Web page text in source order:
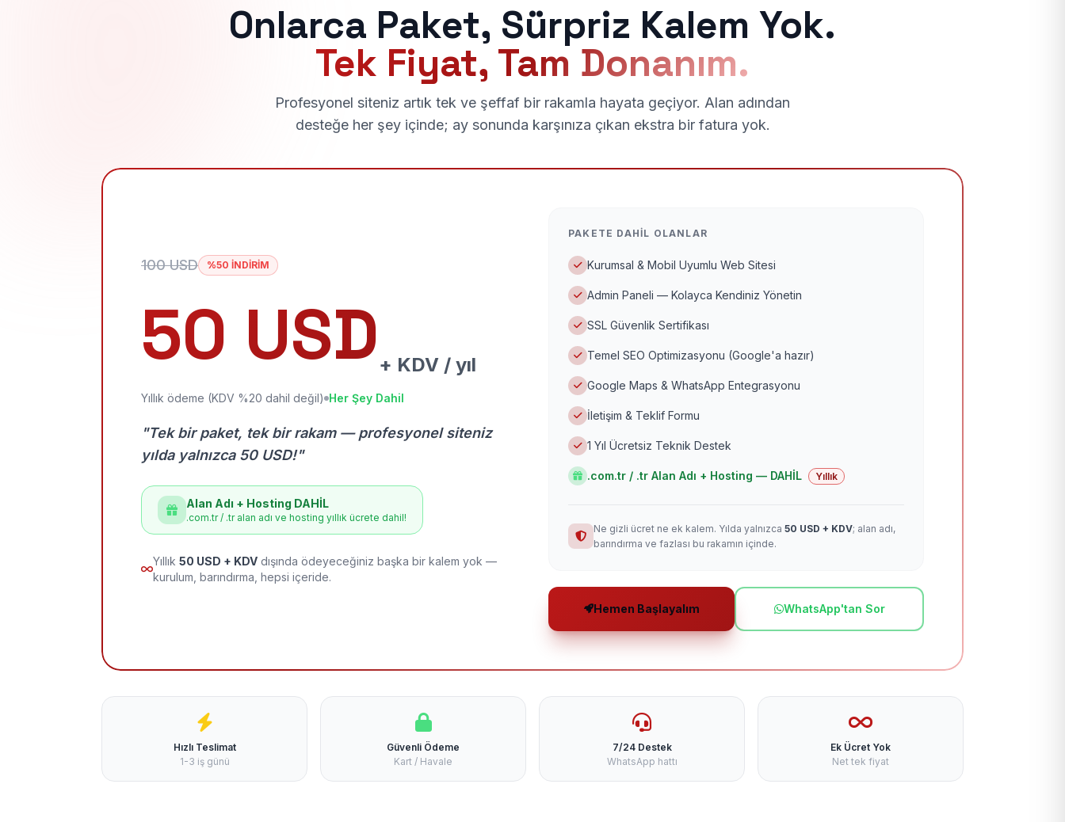
Onlarca Paket, Sürpriz Kalem Yok.
Tek Fiyat, Tam Donanım.
Profesyonel siteniz artık tek ve şeffaf bir rakamla hayata geçiyor. Alan adından
desteğe her şey içinde; ay sonunda karşınıza çıkan ekstra bir fatura yok.
100 USD %50 İNDİRİM
50 USD + KDV / yıl
Yıllık ödeme (KDV %20 dahil değil) Her Şey Dahil
"Tek bir paket, tek bir rakam — profesyonel siteniz
yılda yalnızca 50 USD!"
Alan Adı + Hosting DAHİL
.com.tr / .tr alan adı ve hosting yıllık ücrete dahil!
Yıllık 50 USD + KDV dışında ödeyeceğiniz başka bir kalem yok —
kurulum, barındırma, hepsi içeride.
PAKETE DAHIL OLANLAR
Kurumsal & Mobil Uyumlu Web Sitesi
Admin Paneli — Kolayca Kendiniz Yönetin
SSL Güvenlik Sertifikası
Temel SEO Optimizasyonu (Google'a hazır)
Google Maps & WhatsApp Entegrasyonu
İletişim & Teklif Formu
1 Yıl Ücretsiz Teknik Destek
.com.tr / .tr Alan Adı + Hosting — DAHİL Yıllık
Ne gizli ücret ne ek kalem. Yılda yalnızca 50 USD + KDV; alan adı,
barındırma ve fazlası bu rakamın içinde.
Hemen Başlayalım WhatsApp'tan Sor
Hızlı Teslimat
1-3 iş günü
Güvenli Ödeme
Kart / Havale
7/24 Destek
WhatsApp hattı
Ek Ücret Yok
Net tek fiyat